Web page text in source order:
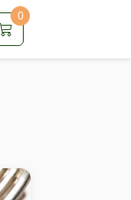
0